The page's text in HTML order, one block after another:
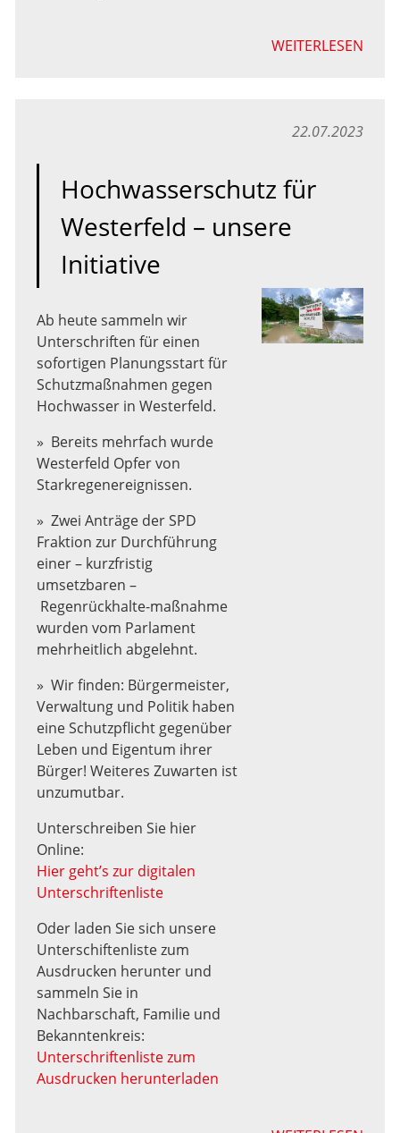
WEITERLESEN
22.07.2023
Hochwasserschutz für
Westerfeld – unsere
Initiative
Ab heute sammeln wir
Unterschriften für einen
sofortigen Planungsstart für
Schutzmaßnahmen gegen
Hochwasser in Westerfeld.
» Bereits mehrfach wurde
Westerfeld Opfer von
Starkregenereignissen.
» Zwei Anträge der SPD
Fraktion zur Durchführung
einer – kurzfristig
umsetzbaren –
Regenrückhalte-maßnahme
wurden vom Parlament
mehrheitlich abgelehnt.
» Wir finden: Bürgermeister,
Verwaltung und Politik haben
eine Schutzpflicht gegenüber
Leben und Eigentum ihrer
Bürger! Weiteres Zuwarten ist
unzumutbar.
Unterschreiben Sie hier
Online:
Hier geht’s zur digitalen
Unterschriftenliste
Oder laden Sie sich unsere
Unterschiftenliste zum
Ausdrucken herunter und
sammeln Sie in
Nachbarschaft, Familie und
Bekanntenkreis:
Unterschriftenliste zum
Ausdrucken herunterladen